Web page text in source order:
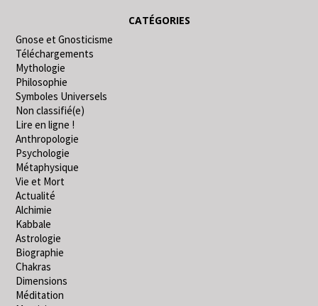
CATÉGORIES
Gnose et Gnosticisme
Téléchargements
Mythologie
Philosophie
Symboles Universels
Non classifié(e)
Lire en ligne !
Anthropologie
Psychologie
Métaphysique
Vie et Mort
Actualité
Alchimie
Kabbale
Astrologie
Biographie
Chakras
Dimensions
Méditation